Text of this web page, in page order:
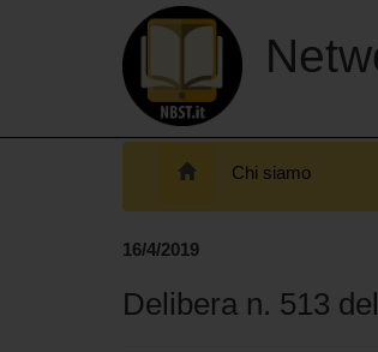
Chi siamo
16/4/2019
Delibera n. 513